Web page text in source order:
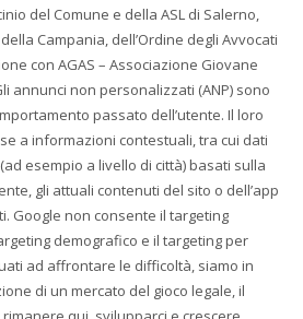
del Comune e della ASL di Salerno,
Campania, dell’Ordine degli Avvocati
con AGAS – Associazione Giovane
annunci non personalizzati (ANP) sono
passato dell’utente. Il loro
a informazioni contestuali, tra cui dati
esempio a livello di città) basati sulla
gli attuali contenuti del sito o dell’app
Google non consente il targeting
demografico e il targeting per
ad affrontare le difficoltà, siamo in
di un mercato del gioco legale, il